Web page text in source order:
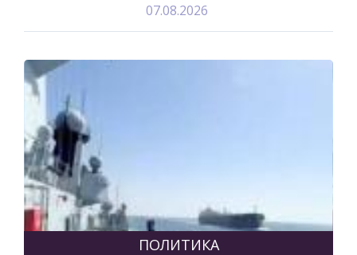
07.08.2026
ПОЛИТИКА